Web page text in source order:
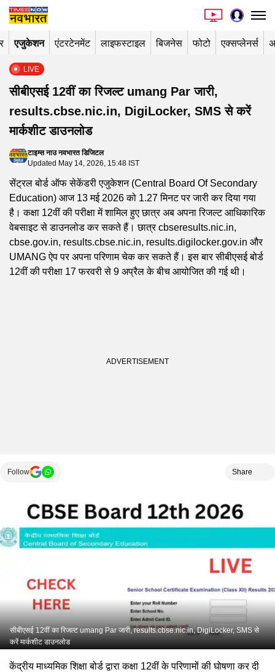
एजुकेशन एंटरटेनमेंट लाइफस्टाइल बिजनेस फोटो एक्सप्लेनर्स
LIVE
सीबीएसई 12वीं का रिजल्ट umang Par जारी,
results.cbse.nic.in, DigiLocker, SMS से करें
मार्कशीट डाउनलोड
टाइम्स नाउ नवभारत डिजिटल
Updated May 14, 2026, 15:48 IST
सेंट्रल बोर्ड ऑफ सेकेंडरी एजुकेशन (Central Board Of Secondary
Education) आज 13 मई 2026 को 1.27 मिनट पर जारी कर दिया गया
है। कक्षा 12वीं की परीक्षा में शामिल हुए छात्र अब अपना रिजल्ट आधिकारिक
वेबसाइट से डाउनलोड कर सकते हैं। छात्र cbseresults.nic.in,
cbse.gov.in, results.cbse.nic.in, results.digilocker.gov.in और
UMANG ऐप पर अपना परिणाम चेक कर सकते हैं। इस बार सीबीएसई बोर्ड
12वीं की परीक्षा 17 फरवरी से 9 अप्रैल के बीच आयोजित की गई थी।
Follow Share
सीबीएसई 12वीं का रिजल्ट umang Par जारी, results.cbse.nic.in, DigiLocker, SMS से
करें मार्कशीट डाउनलोड
केंद्रीय माध्यमिक शिक्षा बोर्ड द्वारा कक्षा 12वीं के परिणामों की घोषणा कर दी